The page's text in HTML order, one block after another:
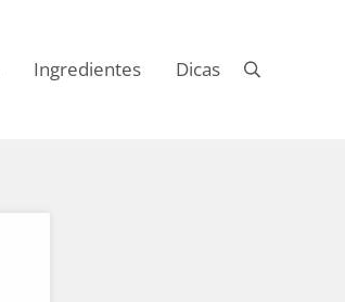
Ingredientes Dicas Buscar